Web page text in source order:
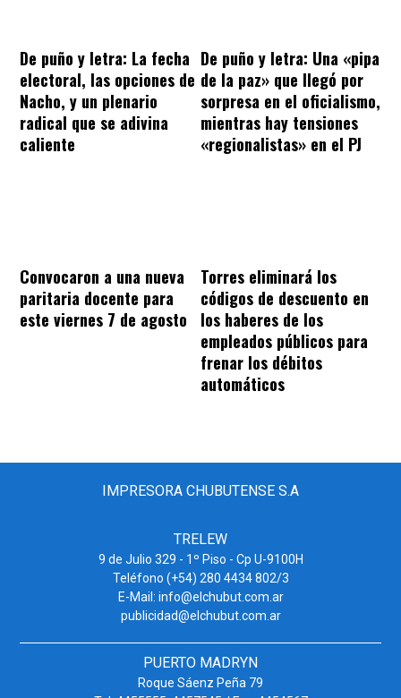
De puño y letra: La fecha
electoral, las opciones de
Nacho, y un plenario
radical que se adivina
caliente
De puño y letra: Una «pipa
de la paz» que llegó por
sorpresa en el oficialismo,
mientras hay tensiones
«regionalistas» en el PJ
Convocaron a una nueva
paritaria docente para
este viernes 7 de agosto
Torres eliminará los
códigos de descuento en
los haberes de los
empleados públicos para
frenar los débitos
automáticos
IMPRESORA CHUBUTENSE S.A
TRELEW
9 de Julio 329 - 1º Piso - Cp U-9100H
Teléfono (+54) 280 4434 802/3
E-Mail: info@elchubut.com.ar
publicidad@elchubut.com.ar
PUERTO MADRYN
Roque Sáenz Peña 79